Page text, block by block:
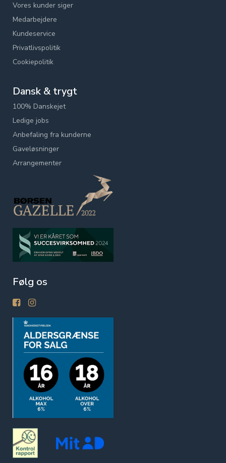
Vores kunder siger
Medarbejdere
Kundeservice
Privatlivspolitik
Cookiepolitik
Dansk & trygt
100% Danskejet
Ledige jobs
Anbefaling fra kunderne
Gaveløsninger
Arrangementer
Følg os